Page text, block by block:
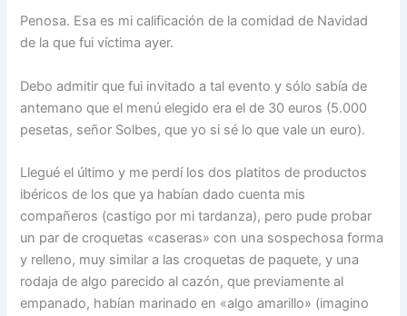
Penosa. Esa es mi calificación de la comidad de Navidad
de la que fui víctima ayer.
Debo admitir que fui invitado a tal evento y sólo sabía de
antemano que el menú elegido era el de 30 euros (5.000
pesetas, señor Solbes, que yo si sé lo que vale un euro).
Llegué el último y me perdí los dos platitos de productos
ibéricos de los que ya habían dado cuenta mis
compañeros (castigo por mi tardanza), pero pude probar
un par de croquetas «caseras» con una sospechosa forma
y relleno, muy similar a las croquetas de paquete, y una
rodaja de algo parecido al cazón, que previamente al
empanado, habían marinado en «algo amarillo» (imagino